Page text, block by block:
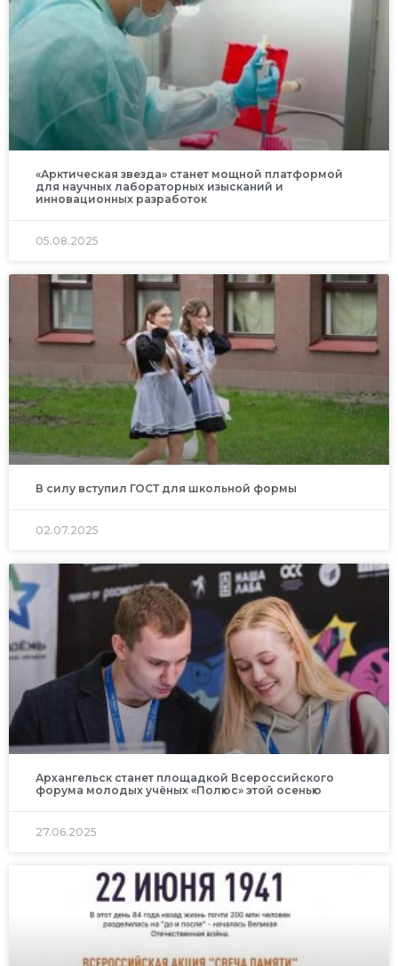
«Арктическая звезда» станет мощной платформой
для научных лабораторных изысканий и
инновационных разработок
05.08.2025
В силу вступил ГОСТ для школьной формы
02.07.2025
Архангельск станет площадкой Всероссийского
форума молодых учёных «Полюс» этой осенью
27.06.2025